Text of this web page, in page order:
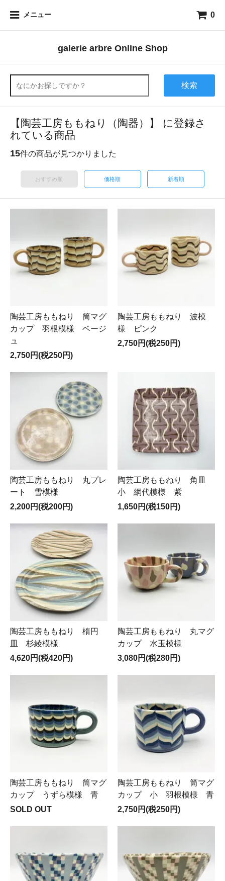
メニュー 0
galerie arbre Online Shop
検索
【陶芸工房ももねり（陶器）】 に登録さ
れている商品
15件の商品が見つかりました
おすすめ順 価格順 新着順
陶芸工房ももねり 筒マグ
カップ 羽根模様 ベージ
ュ
2,750円(税250円)
陶芸工房ももねり 波模
様 ピンク
2,750円(税250円)
陶芸工房ももねり 丸プレ
ート 雪模様
2,200円(税200円)
陶芸工房ももねり 角皿
小 網代模様 紫
1,650円(税150円)
陶芸工房ももねり 楕円
皿 杉綾模様
4,620円(税420円)
陶芸工房ももねり 丸マグ
カップ 水玉模様
3,080円(税280円)
陶芸工房ももねり 筒マグ
カップ うずら模様 青
SOLD OUT
陶芸工房ももねり 筒マグ
カップ 小 羽根模様 青
2,750円(税250円)